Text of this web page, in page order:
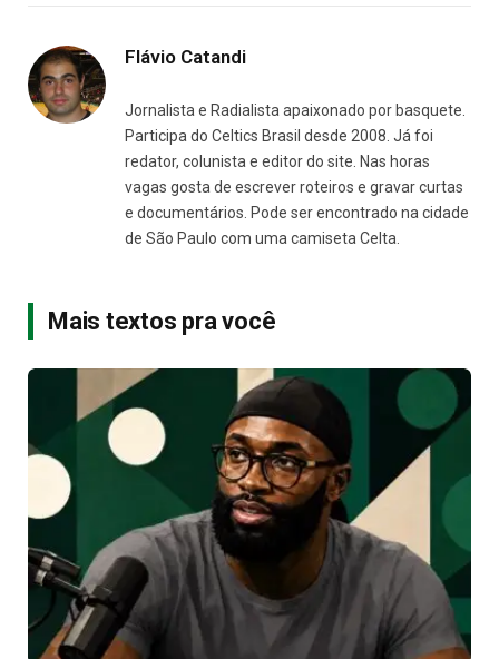
Flávio Catandi
Jornalista e Radialista apaixonado por basquete.
Participa do Celtics Brasil desde 2008. Já foi
redator, colunista e editor do site. Nas horas
vagas gosta de escrever roteiros e gravar curtas
e documentários. Pode ser encontrado na cidade
de São Paulo com uma camiseta Celta.
Mais textos pra você